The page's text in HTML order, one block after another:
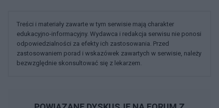
Treści i materiały zawarte w tym serwisie mają charakter
edukacyjno-informacyjny. Wydawca i redakcja serwisu nie ponosi
odpowiedzialności za efekty ich zastosowania. Przed
zastosowaniem porad i wskazówek zawartych w serwisie, należy
bezwzględnie skonsultować się z lekarzem.